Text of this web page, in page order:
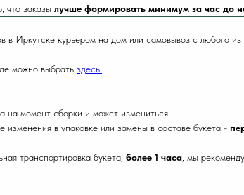
что заказы лучше формировать минимум за час до
в Иркутске курьером на дом или самовывоз с любого
можно выбрать здесь.
на момент сборки и может измениться.
изменения в упаковке или замены в составе букета -
транспортировка букета, более 1 часа , мы